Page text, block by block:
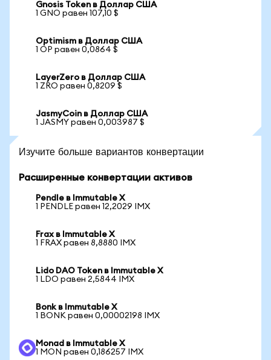
Gnosis Token в Доллар США
1 GNO равен 107,10 $
Optimism в Доллар США
1 OP равен 0,0864 $
LayerZero в Доллар США
1 ZRO равен 0,8209 $
JasmyCoin в Доллар США
1 JASMY равен 0,003987 $
Изучите больше вариантов конвертации
Расширенные конвертации активов
Pendle в Immutable X
1 PENDLE равен 12,2029 IMX
Frax в Immutable X
1 FRAX равен 8,8880 IMX
Lido DAO Token в Immutable X
1 LDO равен 2,5844 IMX
Bonk в Immutable X
1 BONK равен 0,00002198 IMX
Monad в Immutable X
1 MON равен 0,186257 IMX